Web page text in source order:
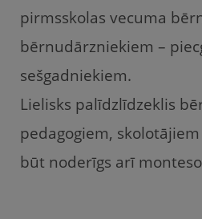
pirmsskolas vecuma
bērnudārzniekiem –
sešgadniekiem.
Lielisks palīdzlīdzeklis
pedagogiem,
būt noderīgs arī